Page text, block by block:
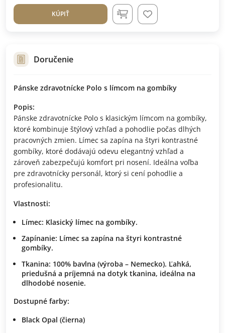
KÚPIŤ
Doručenie
Pánske zdravotnícke Polo s límcom na gombíky
Popis:
Pánske zdravotnícke Polo s klasickým límcom na gombíky,
ktoré kombinuje štýlový vzhľad a pohodlie počas dlhých
pracovných zmien. Límec sa zapína na štyri kontrastné
gombíky, ktoré dodávajú odevu elegantný vzhľad a
zároveň zabezpečujú komfort pri nosení. Ideálna voľba
pre zdravotnícky personál, ktorý si cení pohodlie a
profesionalitu.
Vlastnosti:
Límec: Klasický límec na gombíky.
Zapínanie: Límec sa zapína na štyri kontrastné
gombíky.
Tkanina: 100% bavlna (výroba – Nemecko). Ľahká,
priedušná a príjemná na dotyk tkanina, ideálna na
dlhodobé nosenie.
Dostupné farby:
Black Opal (čierna)